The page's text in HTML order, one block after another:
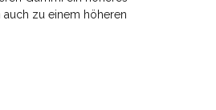
zu einem höheren